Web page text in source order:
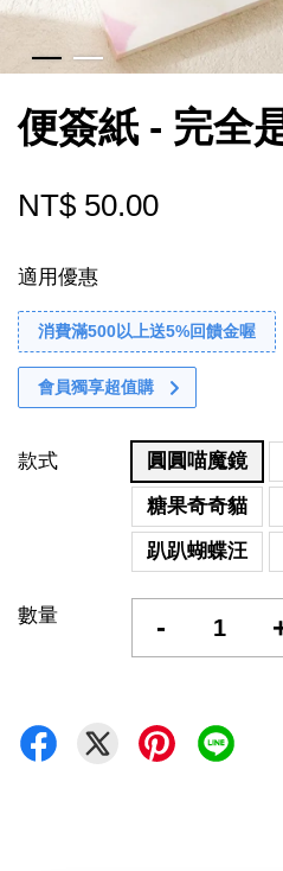
便簽紙 - 完全
NT$ 50.00
適用優惠
消費滿500以上送5%回饋金喔
會員獨享超值購
款式 圓圓喵魔鏡
糖果奇奇貓
趴趴蝴蝶汪
數量 -